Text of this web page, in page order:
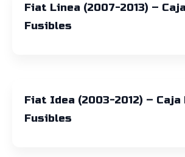
Fiat Linea (2007-2013) –
Fusibles
Fiat Idea (2003-2012) – Caja
Fusibles